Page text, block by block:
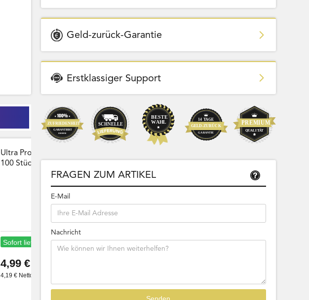
Ultra Pro Card Sleeves Team Bags
100 Stück Wiederverschließbar
Sofort lieferbar
4,99 €
4,19 € Netto
Bestseller
Sofort lieferbar
Geld-zurück-Garantie
Erstklassiger Support
FRAGEN ZUM ARTIKEL
E-Mail
Nachricht